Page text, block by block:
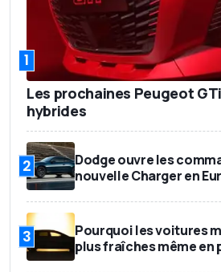
1
Les prochaines Peugeot
hybrides
2
Dodge ouvre les
nouvelle Charger en
3
Pourquoi les voitures
plus fraîches même en